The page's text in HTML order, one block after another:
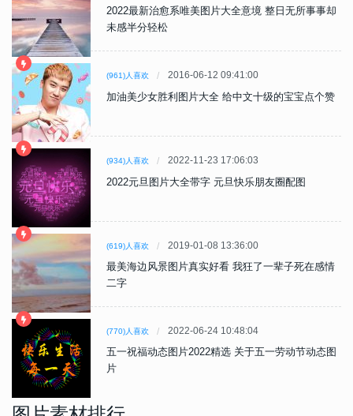
2022最新治愈系唯美图片大全意境 整日无所事事却
未感半分轻松
(961)人喜欢 2016-06-12 09:41:00
加油美少女胜利图片大全 给中文十级的宝宝点个赞
(934)人喜欢 2022-11-23 17:06:03
2022元旦图片大全带字 元旦快乐朋友圈配图
(619)人喜欢 2019-01-08 13:36:00
最美海边风景图片真实好看 我狂了一辈子死在感情
二字
(770)人喜欢 2022-06-24 10:48:04
五一祝福动态图片2022精选 关于五一劳动节动态图
片